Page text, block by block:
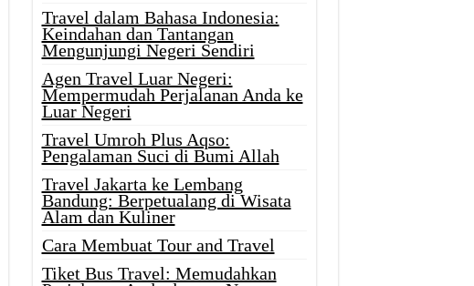
Travel dalam Bahasa Indonesia:
Keindahan dan Tantangan
Mengunjungi Negeri Sendiri
Agen Travel Luar Negeri:
Mempermudah Perjalanan Anda ke
Luar Negeri
Travel Umroh Plus Aqso:
Pengalaman Suci di Bumi Allah
Travel Jakarta ke Lembang
Bandung: Berpetualang di Wisata
Alam dan Kuliner
Cara Membuat Tour and Travel
Tiket Bus Travel: Memudahkan